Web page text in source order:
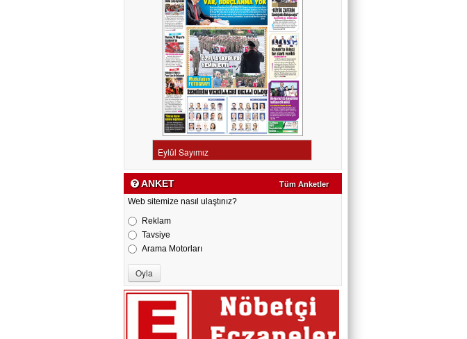
ANKET Tüm Anketler
Web sitemize nasıl ulaştınız?
Reklam
Tavsiye
Arama Motorları